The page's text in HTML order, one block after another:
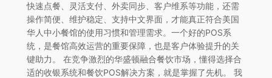
快速点餐、灵活支付、外卖同步、客户维系等功能，还需
操作简便、维护稳定、支持中文界面，才能真正符合美国
华人中小餐馆的使用习惯和管理需求。一个好的POS系
统，是餐馆高效运营的重要保障，也是客户体验提升的关
键助力。 在竞争激烈的华盛顿融合餐饮市场，懂得选择合
适的收银系统和餐饮POS解决方案，就是掌握了先机。 我